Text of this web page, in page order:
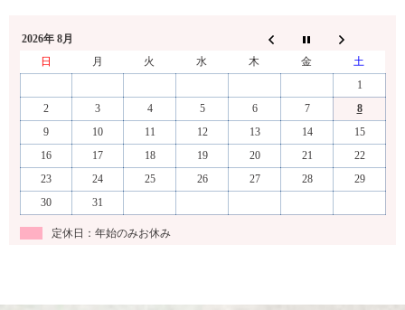
2026年 8月
日
月 火 水 木 金
土
1
2
3 4 5 6 7
8
9
10 11 12 13 14
15
16
17 18 19 20 21
22
23
24 25 26 27 28
29
30
31
定休日：年始のみお休み